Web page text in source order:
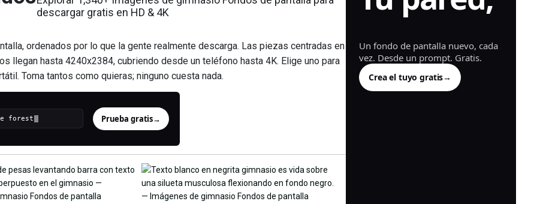
descargar gratis en HD & 4K
ordenados por lo que la gente realmente descarga. Las piezas centradas en
llegan hasta 4240x2384, cubriendo desde un teléfono hasta 4K. Elige uno para
Toma tantos como quieras; ninguno cuesta nada.
Prueba gratis→
generada.
Un fondo de pantalla nuevo, cada
vez. Desde un prompt. Gratis.
Crea el tuyo gratis→